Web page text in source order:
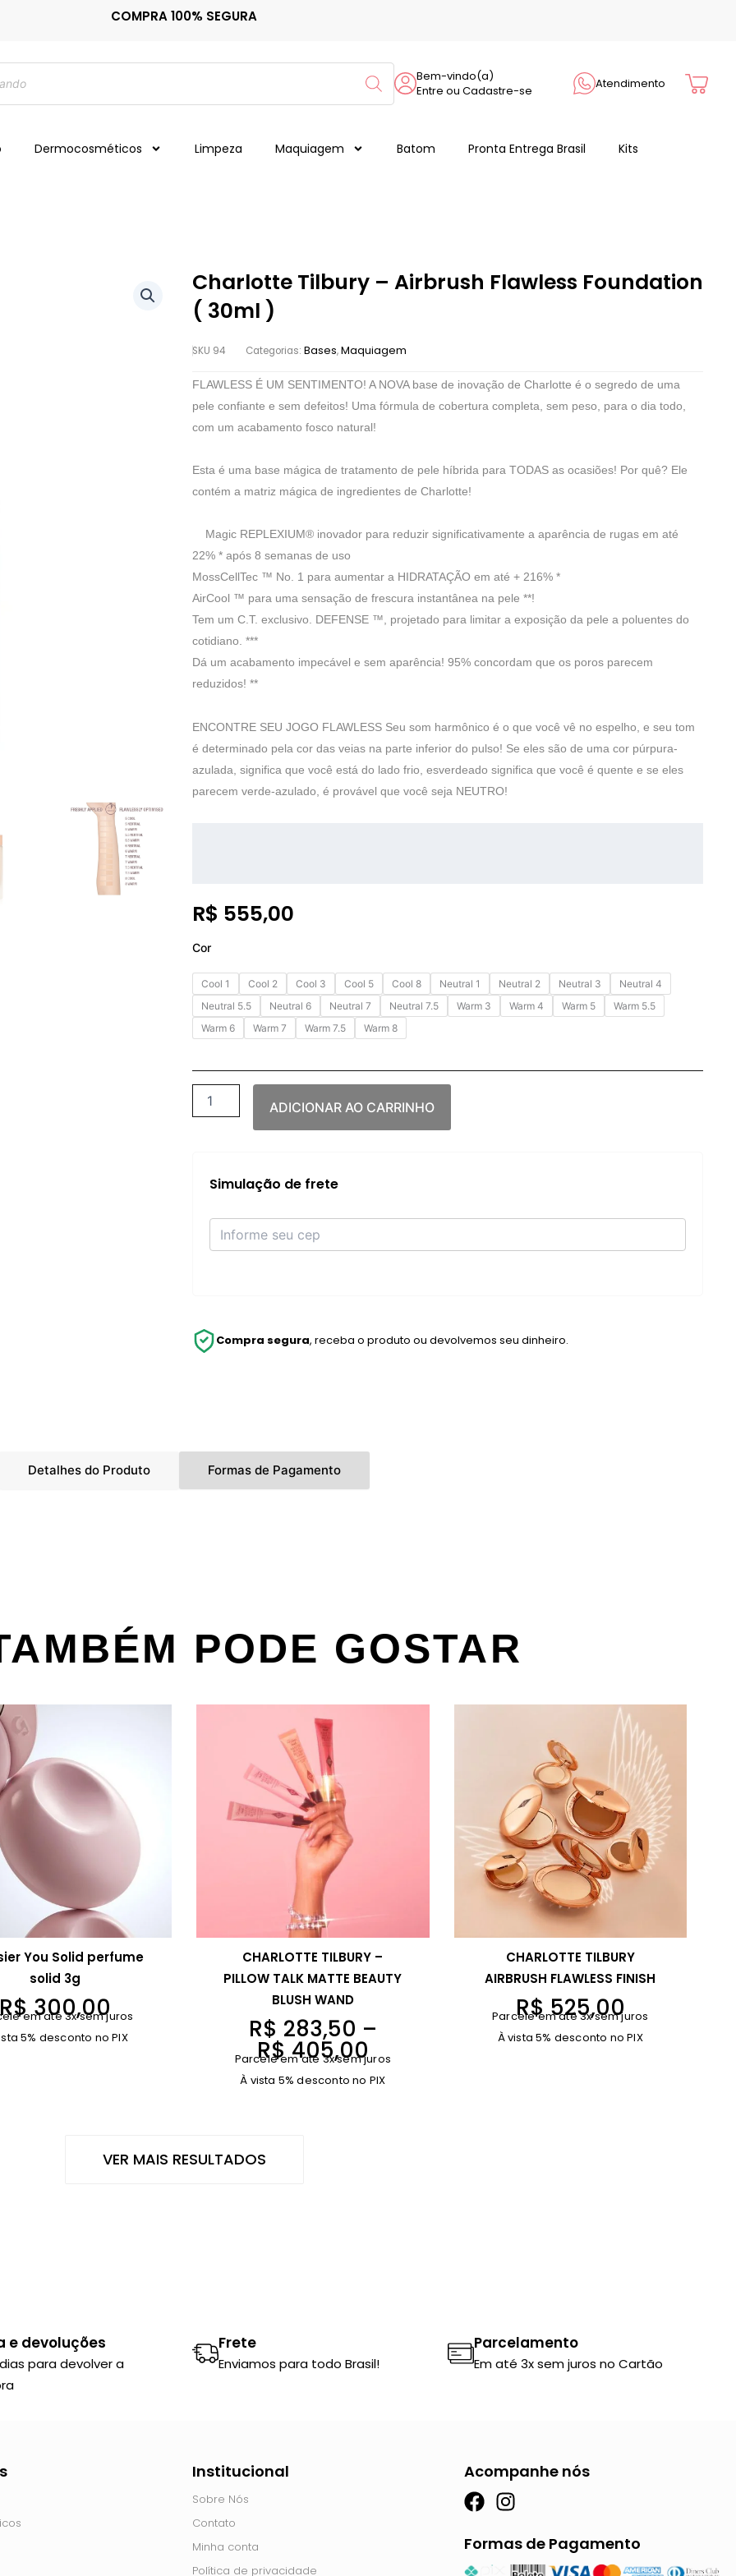
COMPRA 100% SEGURA
Bem-vindo(a)
Entre ou Cadastre-se
Atendimento Cart
Dermocosméticos Limpeza Maquiagem Batom Pronta Entrega Brasil Kits
Charlotte Tilbury – Airbrush Flawless Foundation
( 30ml )
SKU 94 Categorias: Bases,Maquiagem
FLAWLESS É UM SENTIMENTO! A NOVA base de inovação de Charlotte é o segredo de uma
pele confiante e sem defeitos! Uma fórmula de cobertura completa, sem peso, para o dia todo,
com um acabamento fosco natural!
Esta é uma base mágica de tratamento de pele híbrida para TODAS as ocasiões! Por quê? Ele
contém a matriz mágica de ingredientes de Charlotte!
Magic REPLEXIUM® inovador para reduzir significativamente a aparência de rugas em até
22% * após 8 semanas de uso
MossCellTec ™ No. 1 para aumentar a HIDRATAÇÃO em até + 216% *
AirCool ™ para uma sensação de frescura instantânea na pele **!
Tem um C.T. exclusivo. DEFENSE ™, projetado para limitar a exposição da pele a poluentes do
cotidiano. ***
Dá um acabamento impecável e sem aparência! 95% concordam que os poros parecem
reduzidos! **
ENCONTRE SEU JOGO FLAWLESS Seu som harmônico é o que você vê no espelho, e seu tom
é determinado pela cor das veias na parte inferior do pulso! Se eles são de uma cor púrpura-
azulada, significa que você está do lado frio, esverdeado significa que você é quente e se eles
parecem verde-azulado, é provável que você seja NEUTRO!
R$ 555,00
Cor
Cool 1 Cool 2 Cool 3 Cool 5 Cool 8 Neutral 1 Neutral 2 Neutral 3
Neutral 4
Neutral 5.5
Neutral 6 Neutral 7 Neutral 7.5 Warm 3 Warm 4 Warm 5
Warm 5.5
Warm 6
Warm 7 Warm 7.5 Warm 8
Tilbury
Airbrush
Flawless
Foundation
)
quantidade
ADICIONAR AO CARRINHO
Simulação de frete
Compra segura, receba o produto ou devolvemos seu dinheiro.
Detalhes do Produto Formas de Pagamento
PODE GOSTAR
You Solid perfume
solid 3g
R$300,00
em até 3x sem juros
5% desconto no PIX
CHARLOTTE TILBURY –
PILLOW TALK MATTE BEAUTY
BLUSH WAND
R$ 283,50 –
R$405,00
F
a
i
x
2
Parcele em até 3x sem juros
À vista 5% desconto no PIX
CHARLOTTE TILBURY
AIRBRUSH FLAWLESS FINISH
R$525,00
Parcele em até 3x sem juros
À vista 5% desconto no PIX
VER MAIS RESULTADOS
e devoluções
para devolver a
Frete
Enviamos para todo Brasil!
Parcelamento
Em até 3x sem juros no Cartão
Institucional
Sobre Nós
Contato
Minha conta
Política de privacidade
Acompanhe nós
F
c
e
I
s
t
Formas de Pagamento